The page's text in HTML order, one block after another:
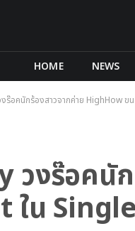
HOME NEWS
อคนักร้องสาวจากค่าย HighHow ขน
วงร๊อคนั
ใน